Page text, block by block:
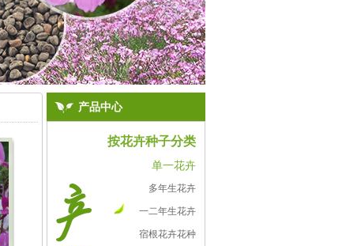
产品中心
按花卉种子分类
单一花卉
多年生花卉
一二年生花卉
宿根花卉花种